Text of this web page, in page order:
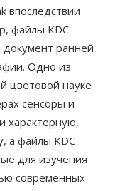
впоследствии
файлы KDC
ранней
Одно из
цветовой науке
сенсоры и
характерную,
а файлы KDC
для изучения
современных